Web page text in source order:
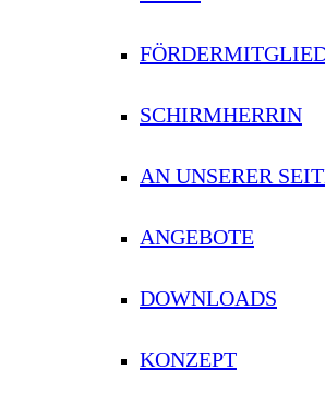
SCHIRMHERRIN
AN UNSERER
ANGEBOTE
DOWNLOADS
KONZEPT